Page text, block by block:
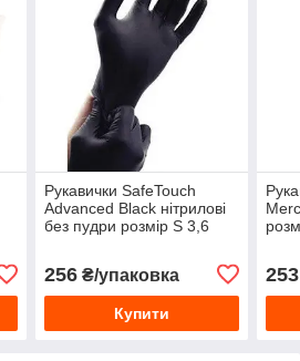
Рукавички SafeTouch
Advanced Black нітрилові
без пудри розмір S 3,6
256₴/упаковка
Купити
253